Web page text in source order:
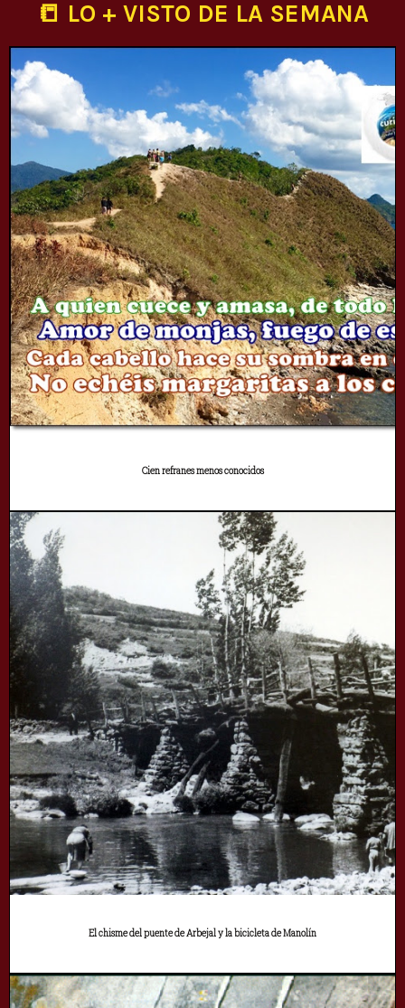
📒 LO + VISTO DE LA SEMANA
Cien refranes menos conocidos
El chisme del puente de Arbejal y la bicicleta de Manolín